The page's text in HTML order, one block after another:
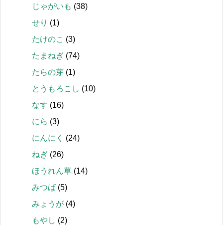
じゃがいも (38)
せり (1)
たけのこ (3)
たまねぎ (74)
たらの芽 (1)
とうもろこし (10)
なす (16)
にら (3)
にんにく
(24)
ねぎ (26)
ほうれん草 (14)
みつば (5)
みょうが (4)
もやし (2)